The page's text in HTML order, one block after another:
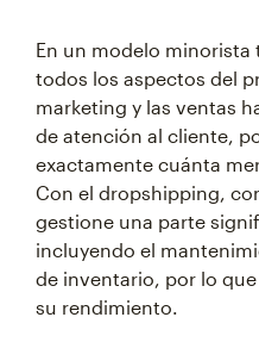
En un modelo
todos los aspectos del
marketing y las ventas
de atención al cliente,
exactamente cuánta
Con el dropshipping,
gestione una parte
incluyendo el
de inventario, por lo
su rendimiento.